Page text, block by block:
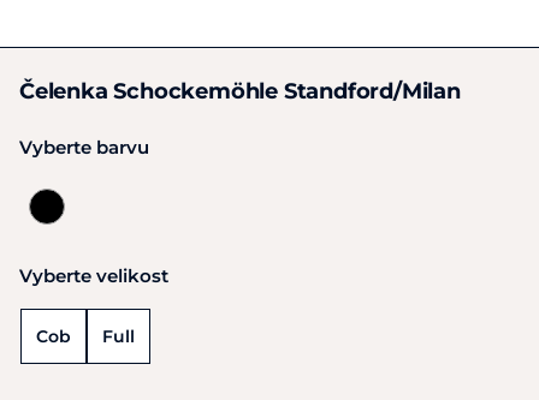
Čelenka Schockemöhle Standford/Milan
Vyberte barvu
Vyberte velikost
Cob Full